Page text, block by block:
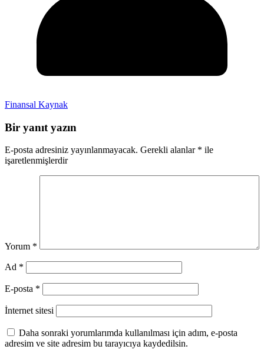
Finansal Kaynak
Bir yanıt yazın
E-posta adresiniz yayınlanmayacak. Gerekli alanlar * ile
işaretlenmişlerdir
Yorum *
Ad *
E-posta *
İnternet sitesi
Daha sonraki yorumlarımda kullanılması için adım, e-posta
adresim ve site adresim bu tarayıcıya kaydedilsin.